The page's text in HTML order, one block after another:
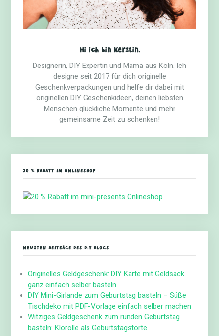
Hi ich bin Kerstin.
Designerin, DIY Expertin und Mama aus Köln. Ich
designe seit 2017 für dich originelle
Geschenkverpackungen und helfe dir dabei mit
originellen DIY Geschenkideen, deinen liebsten
Menschen glückliche Momente und mehr
gemeinsame Zeit zu schenken!
20 % RABATT IM ONLINESHOP
NEUSTEN BEITRÄGE DES DIY BLOGS
Originelles Geldgeschenk: DIY Karte mit Geldsack
ganz einfach selber basteln
DIY Mini-Girlande zum Geburtstag basteln – Süße
Tischdeko mit PDF-Vorlage einfach selber machen
Witziges Geldgeschenk zum runden Geburtstag
basteln: Klorolle als Geburtstagstorte